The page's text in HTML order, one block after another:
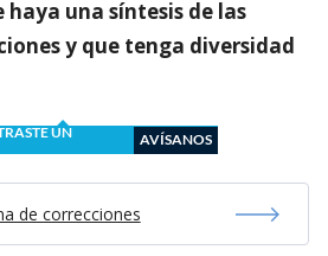
haya una síntesis de las
y que tenga diversidad
UN
AVÍSANOS
de correcciones